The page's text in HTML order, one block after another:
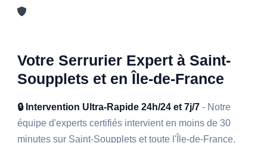
Votre Serrurier Expert à Saint-
Soupplets et en Île-de-France
🔒 Intervention Ultra-Rapide 24h/24 et 7j/7 - Notre
équipe d'experts certifiés intervient en moins de 30
minutes sur Saint-Soupplets et toute l'Île-de-France.